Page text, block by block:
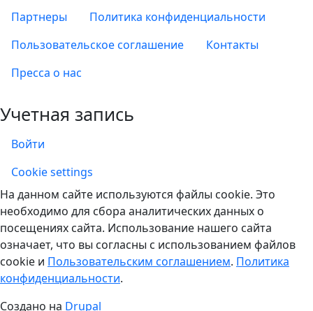
Партнеры
Политика конфиденциальности
Пользовательское соглашение
Контакты
Пресса о нас
Учетная запись
Войти
Учетная запись
Cookie settings
На данном сайте используются файлы cookie. Это
необходимо для сбора аналитических данных о
посещениях сайта. Использование нашего сайта
означает, что вы согласны с использованием файлов
cookie и Пользовательским соглашением. Политика
конфиденциальности.
Создано на Drupal